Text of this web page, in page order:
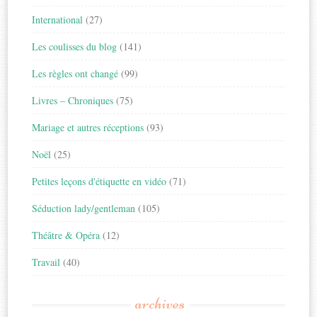
International (27)
Les coulisses du blog (141)
Les règles ont changé (99)
Livres – Chroniques (75)
Mariage et autres réceptions (93)
Noël (25)
Petites leçons d'étiquette en vidéo (71)
Séduction lady/gentleman (105)
Théâtre & Opéra (12)
Travail (40)
archives